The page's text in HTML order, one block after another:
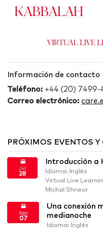
Kabbalah
Virtual Live
Información de contacto
Teléfono: +44 (20) 7499-
Correo electrónico:
PRÓXIMOS EVENTOS Y
Jul
28
Introducción a
Idioma: Inglés
Virtual Live
Michal Shneor
Ago
07
Una conexión
medianoche
Idioma: Inglés